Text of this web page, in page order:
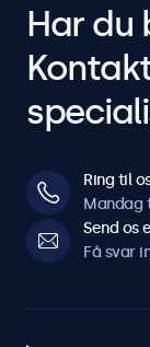
Har du
Ring til
Mandag
Send os
Få svar